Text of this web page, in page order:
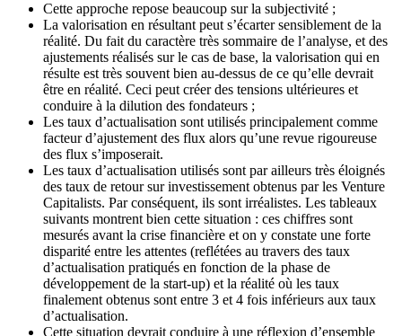
Cette approche repose beaucoup sur la subjectivité ;
La valorisation en résultant peut s’écarter sensiblement de la
réalité. Du fait du caractère très sommaire de l’analyse, et des
ajustements réalisés sur le cas de base, la valorisation qui en
résulte est très souvent bien au-dessus de ce qu’elle devrait
être en réalité. Ceci peut créer des tensions ultérieures et
conduire à la dilution des fondateurs ;
Les taux d’actualisation sont utilisés principalement comme
facteur d’ajustement des flux alors qu’une revue rigoureuse
des flux s’imposerait.
Les taux d’actualisation utilisés sont par ailleurs très éloignés
des taux de retour sur investissement obtenus par les Venture
Capitalists. Par conséquent, ils sont irréalistes. Les tableaux
suivants montrent bien cette situation : ces chiffres sont
mesurés avant la crise financière et on y constate une forte
disparité entre les attentes (reflétées au travers des taux
d’actualisation pratiqués en fonction de la phase de
développement de la start-up) et la réalité où les taux
finalement obtenus sont entre 3 et 4 fois inférieurs aux taux
d’actualisation.
Cette situation devrait conduire à une réflexion d’ensemble